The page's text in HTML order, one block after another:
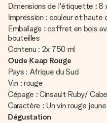
Dimensions de l'étiquette : 8
Impression : couleur et haute
Emballage : coffret en bois
bouteilles
Contenu : 2x 750 ml
Oude Kaap Rouge
Pays : Afrique du Sud
Vin : rouge
Cépage : Cinsault Ruby/
Caractère : Un vin rouge
Dégustation